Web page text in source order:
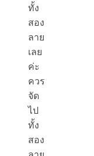
ทั้ง
สอง
ลาย
เลย
ค่ะ
ควร
จัด
ไป
ทั้ง
สอง